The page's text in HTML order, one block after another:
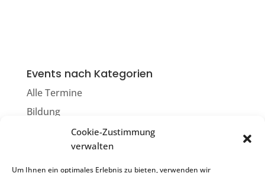
Cookie-Zustimmung
verwalten
Um Ihnen ein optimales Erlebnis zu bieten, verwenden wir
Events nach Kategorien
Alle Termine
Bildung
Selbsthilfegruppen